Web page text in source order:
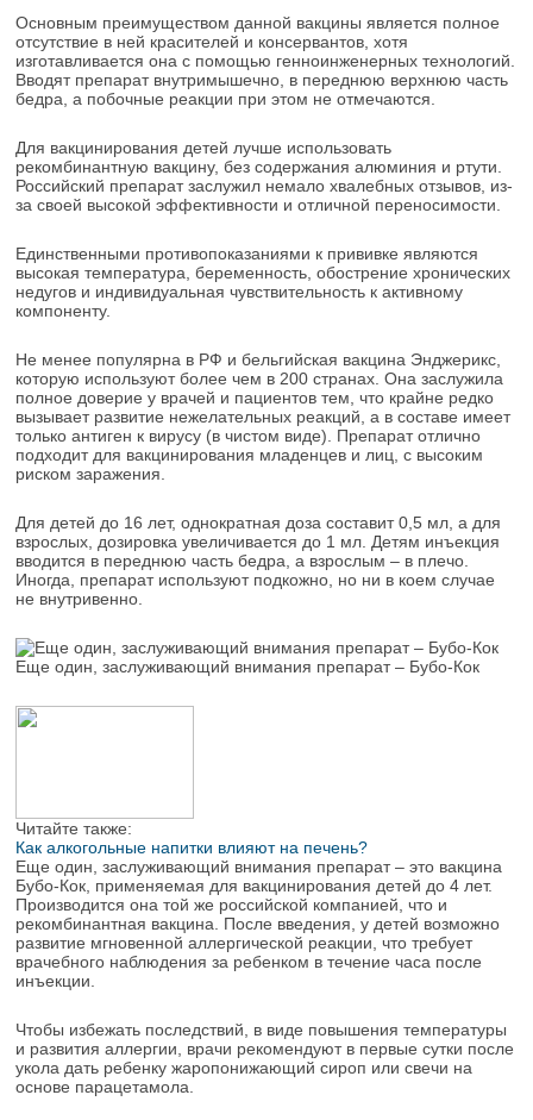
Основным преимуществом данной вакцины является полное
отсутствие в ней красителей и консервантов, хотя
изготавливается она с помощью генноинженерных технологий.
Вводят препарат внутримышечно, в переднюю верхнюю часть
бедра, а побочные реакции при этом не отмечаются.
Для вакцинирования детей лучше использовать
рекомбинантную вакцину, без содержания алюминия и ртути.
Российский препарат заслужил немало хвалебных отзывов, из-
за своей высокой эффективности и отличной переносимости.
Единственными противопоказаниями к прививке являются
высокая температура, беременность, обострение хронических
недугов и индивидуальная чувствительность к активному
компоненту.
Не менее популярна в РФ и бельгийская вакцина Энджерикс,
которую используют более чем в 200 странах. Она заслужила
полное доверие у врачей и пациентов тем, что крайне редко
вызывает развитие нежелательных реакций, а в составе имеет
только антиген к вирусу (в чистом виде). Препарат отлично
подходит для вакцинирования младенцев и лиц, с высоким
риском заражения.
Для детей до 16 лет, однократная доза составит 0,5 мл, а для
взрослых, дозировка увеличивается до 1 мл. Детям инъекция
вводится в переднюю часть бедра, а взрослым – в плечо.
Иногда, препарат используют подкожно, но ни в коем случае
не внутривенно.
Еще один, заслуживающий внимания препарат – Бубо-Кок
Читайте также:
Как алкогольные напитки влияют на печень?
Еще один, заслуживающий внимания препарат – это вакцина
Бубо-Кок, применяемая для вакцинирования детей до 4 лет.
Производится она той же российской компанией, что и
рекомбинантная вакцина. После введения, у детей возможно
развитие мгновенной аллергической реакции, что требует
врачебного наблюдения за ребенком в течение часа после
инъекции.
Чтобы избежать последствий, в виде повышения температуры
и развития аллергии, врачи рекомендуют в первые сутки после
укола дать ребенку жаропонижающий сироп или свечи на
основе парацетамола.